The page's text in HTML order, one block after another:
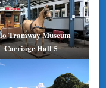
Tramway Museum
Carriage Hall 5